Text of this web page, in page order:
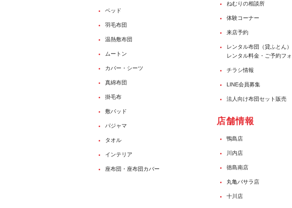
ベッド
羽毛布団
温熱敷布団
ムートン
カバー・シーツ
真綿布団
掛毛布
敷パッド
パジャマ
タオル
インテリア
座布団・座布団カバー
ねむりの相談所
体験コーナー
来店予約
レンタル布団（貸ふとん）
レンタル料金・ご予約フ
チラシ情報
LINE会員募集
法人向け布団セット販売
店舗情報
鴨島店
川内店
徳島南店
丸亀バサラ店
十川店